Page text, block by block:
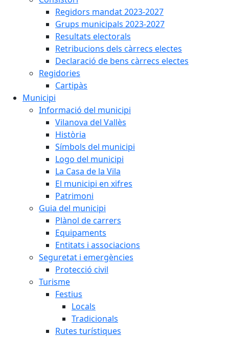
Regidors mandat 2023-2027
Grups municipals 2023-2027
Resultats electorals
Retribucions dels càrrecs electes
Declaració de bens càrrecs electes
Regidories
Cartipàs
Municipi
Informació del municipi
Vilanova del Vallès
Història
Símbols del municipi
Logo del municipi
La Casa de la Vila
El municipi en xifres
Patrimoni
Guia del municipi
Plànol de carrers
Equipaments
Entitats i associacions
Seguretat i emergències
Protecció civil
Turisme
Festius
Locals
Tradicionals
Rutes turístiques